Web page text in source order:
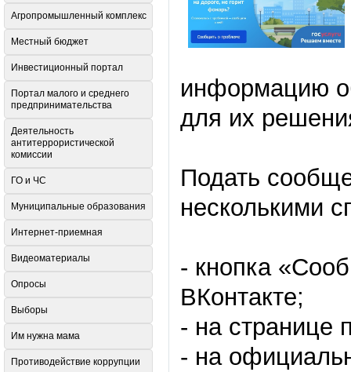
информацию
для их
Подать
несколькими
- кнопка
ВКонтакте;
- на странице
- на
Агропромышленный комплекс
Местный бюджет
Инвестиционный портал
Портал малого и среднего
предпринимательства
Деятельность
антитеррористической
комиссии
ГО и ЧС
Муниципальные образования
Интернет-приемная
Видеоматериалы
Опросы
Выборы
Им нужна мама
Противодействие коррупции